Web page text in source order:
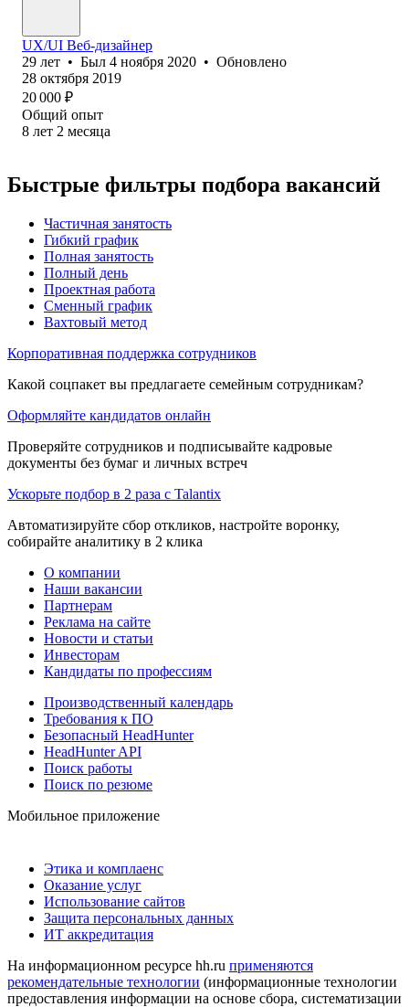
UX/UI Веб-дизайнер
29 лет • Был 4 ноября 2020 • Обновлено
28 октября 2019
20 000 ₽
Общий опыт
8 лет 2 месяца
Быстрые фильтры подбора вакансий
Частичная занятость
Гибкий график
Полная занятость
Полный день
Проектная работа
Сменный график
Вахтовый метод
Корпоративная поддержка сотрудников
Какой соцпакет вы предлагаете семейным сотрудникам?
Оформляйте кандидатов онлайн
Проверяйте сотрудников и подписывайте кадровые
документы без бумаг и личных встреч
Ускорьте подбор в 2 раза с Talantix
Автоматизируйте сбор откликов, настройте воронку,
собирайте аналитику в 2 клика
О компании
Наши вакансии
Партнерам
Реклама на сайте
Новости и статьи
Инвесторам
Кандидаты по профессиям
Производственный календарь
Требования к ПО
Безопасный HeadHunter
HeadHunter API
Поиск работы
Поиск по резюме
Мобильное приложение
Этика и комплаенс
Оказание услуг
Использование сайтов
Защита персональных данных
ИТ аккредитация
На информационном ресурсе hh.ru применяются
рекомендательные технологии (информационные технологии
предоставления информации на основе сбора, систематизации